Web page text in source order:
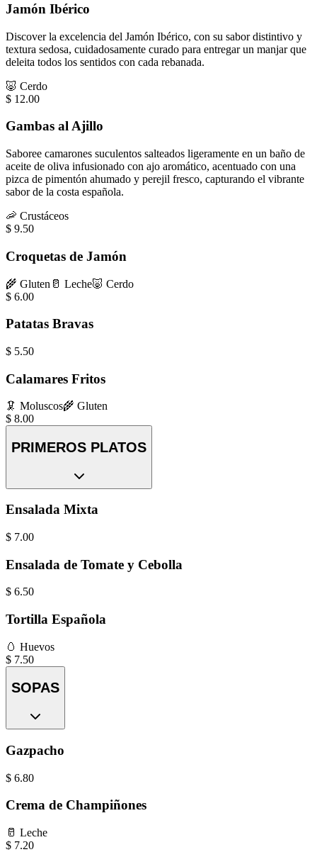
Jamón Ibérico
Discover la excelencia del Jamón Ibérico, con su sabor distintivo y
textura sedosa, cuidadosamente curado para entregar un manjar que
deleita todos los sentidos con cada rebanada.
🐷 Cerdo
$ 12.00
Gambas al Ajillo
Saboree camarones suculentos salteados ligeramente en un baño de
aceite de oliva infusionado con ajo aromático, acentuado con una
pizca de pimentón ahumado y perejil fresco, capturando el vibrante
sabor de la costa española.
🦐 Crustáceos
$ 9.50
Croquetas de Jamón
🌾 Gluten 🥛 Leche🐷 Cerdo
$ 6.00
Patatas Bravas
$ 5.50
Calamares Fritos
🦑 Moluscos🌾 Gluten
$ 8.00
PRIMEROS PLATOS
Ensalada Mixta
$ 7.00
Ensalada de Tomate y Cebolla
$ 6.50
Tortilla Española
🥚 Huevos
$ 7.50
SOPAS
Gazpacho
$ 6.80
Crema de Champiñones
🥛 Leche
$ 7.20